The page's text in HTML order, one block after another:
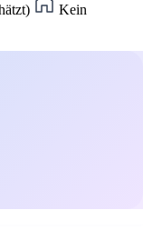
Kein